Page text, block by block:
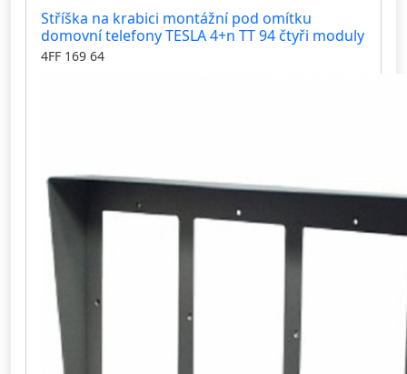
Stříška na krabici montážní pod omítku
domovní telefony TESLA 4+n TT 94 čtyři moduly
4FF 169 64